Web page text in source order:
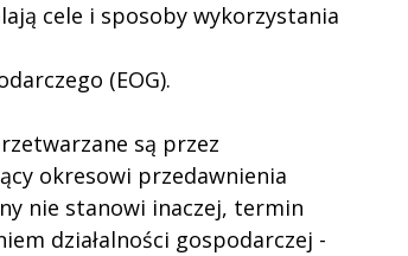
cele i sposoby wykorzystania
(EOG).
są przez
okresowi przedawnienia
nie stanowi inaczej, termin
działalności gospodarczej -